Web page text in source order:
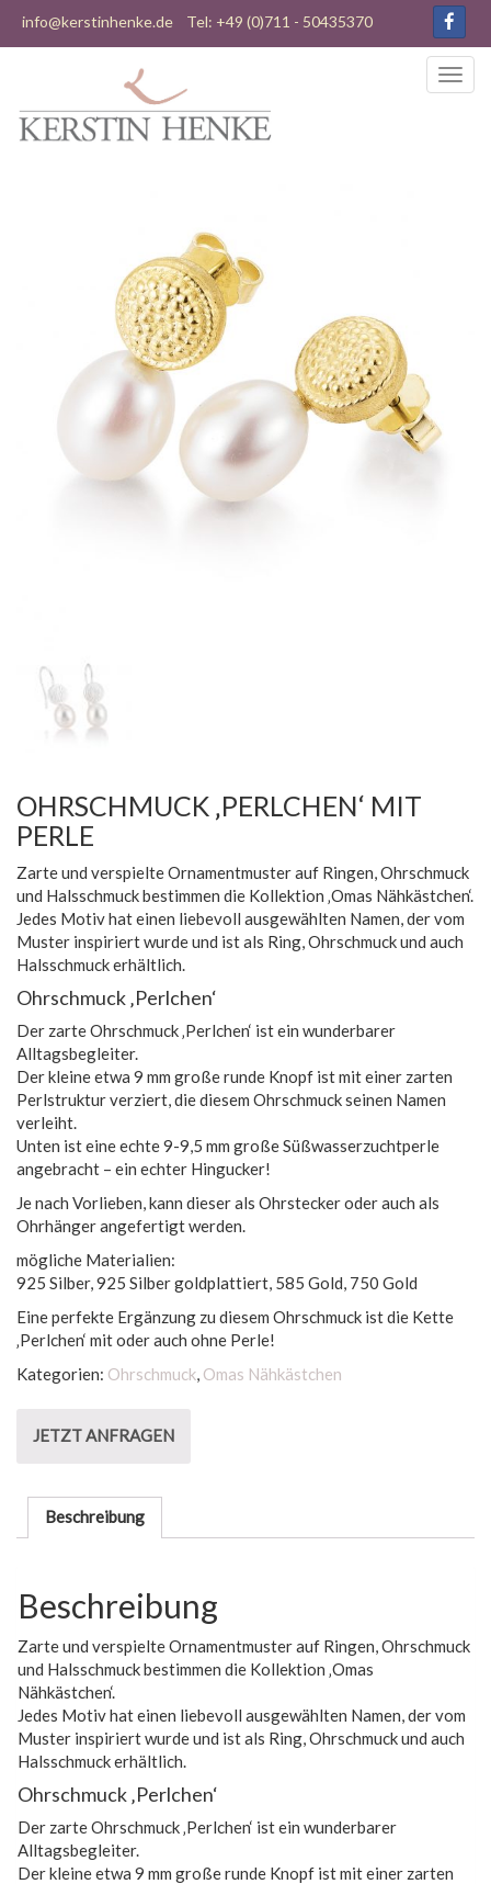
info@kerstinhenke.de Tel: +49 (0)711 - 50435370
OHRSCHMUCK ‚PERLCHEN‘ MIT
PERLE
Zarte und verspielte Ornamentmuster auf Ringen, Ohrschmuck
und Halsschmuck bestimmen die Kollektion ‚Omas Nähkästchen‘.
Jedes Motiv hat einen liebevoll ausgewählten Namen, der vom
Muster inspiriert wurde und ist als Ring, Ohrschmuck und auch
Halsschmuck erhältlich.
Ohrschmuck ‚Perlchen‘
Der zarte Ohrschmuck ‚Perlchen‘ ist ein wunderbarer
Alltagsbegleiter.
Der kleine etwa 9 mm große runde Knopf ist mit einer zarten
Perlstruktur verziert, die diesem Ohrschmuck seinen Namen
verleiht.
Unten ist eine echte 9-9,5 mm große Süßwasserzuchtperle
angebracht – ein echter Hingucker!
Je nach Vorlieben, kann dieser als Ohrstecker oder auch als
Ohrhänger angefertigt werden.
mögliche Materialien:
925 Silber, 925 Silber goldplattiert, 585 Gold, 750 Gold
Eine perfekte Ergänzung zu diesem Ohrschmuck ist die Kette
‚Perlchen‘ mit oder auch ohne Perle!
Kategorien: Ohrschmuck Omas Nähkästchen
JETZT ANFRAGEN
Beschreibung
Beschreibung
Zarte und verspielte Ornamentmuster auf Ringen, Ohrschmuck
und Halsschmuck bestimmen die Kollektion ‚Omas
Nähkästchen‘.
Jedes Motiv hat einen liebevoll ausgewählten Namen, der vom
Muster inspiriert wurde und ist als Ring, Ohrschmuck und auch
Halsschmuck erhältlich.
Ohrschmuck ‚Perlchen‘
Der zarte Ohrschmuck ‚Perlchen‘ ist ein wunderbarer
Alltagsbegleiter.
Der kleine etwa 9 mm große runde Knopf ist mit einer zarten